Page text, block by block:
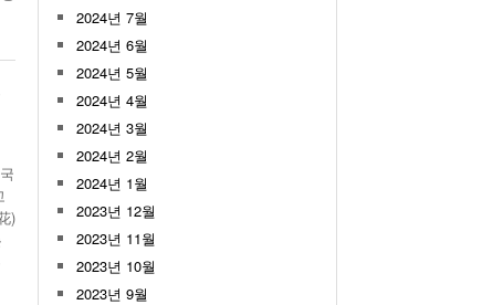
)
2024년 7월
2024년 6월
2024년 5월
2024년 4월
2024년 3월
2024년 2월
2024년 1월
2023년 12월
2023년 11월
2023년 10월
2023년 9월